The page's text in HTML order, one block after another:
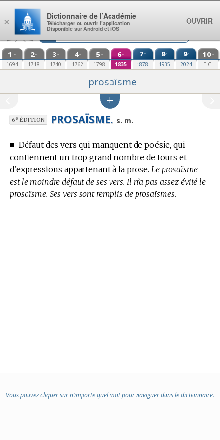
Aller au contenu
1 re
1694
2e
1718
3e
1740
4e
1762
5e
1798
6e
1835
7e
1878
8e
1935
9e
2024
10e
E.C.
prosaïsme
6eÉDITION PROSAÏSME. s. m.
■ Défaut des vers qui manquent de poésie, qui
contiennent un trop grand nombre de tours et
d’expressions appartenant à la prose. Le prosaïsme
est le moindre défaut de ses vers. Il n’a pas assez évité le
prosaïsme. Ses vers sont remplis de prosaïsmes.
Vous pouvez cliquer sur n’importe quel mot pour naviguer dans le dictionnaire.
×
Dictionnaire de l’Académie
Télécharger ou ouvrir l’application
Disponible sur Android et iOS
OUVRIR